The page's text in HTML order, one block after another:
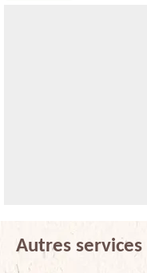
Autres services